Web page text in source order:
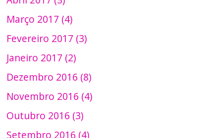
Março 2017 (4)
Fevereiro 2017 (3)
Janeiro 2017 (2)
Dezembro 2016 (8)
Novembro 2016 (4)
Outubro 2016 (3)
Setembro 2016 (4)